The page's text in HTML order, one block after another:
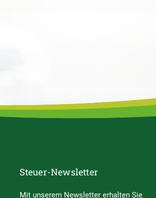
Steuer-Newsletter
Mit unserem Newsletter erhalten Sie